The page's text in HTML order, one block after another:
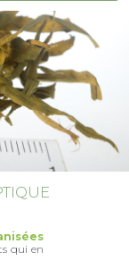
qui en